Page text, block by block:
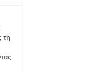
τη